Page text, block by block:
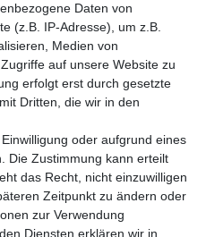
mit
SSL-Verschlüsselung
Daten von
(z.B. IP-Adresse), um z.B.
Medien von
auf unsere Website zu
erfolgt erst durch gesetzte
Dritten, die wir in den
oder aufgrund eines
Die Zustimmung kann erteilt
das Recht, nicht einzuwilligen
Zeitpunkt zu ändern oder
zur Verwendung
Diensten erklären wir in